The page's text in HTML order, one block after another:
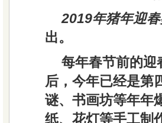
2019年猪年迎
出。
每年春节前的迎
后，今年已经是第
谜、书画坊等年年
纸、花灯等手工制